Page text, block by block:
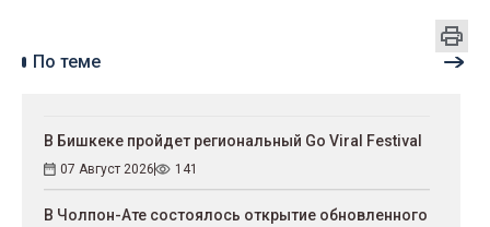
По теме
В Бишкеке пройдет региональный Go Viral Festival
07 Август 2026 141
В Чолпон-Ате состоялось открытие обновленного